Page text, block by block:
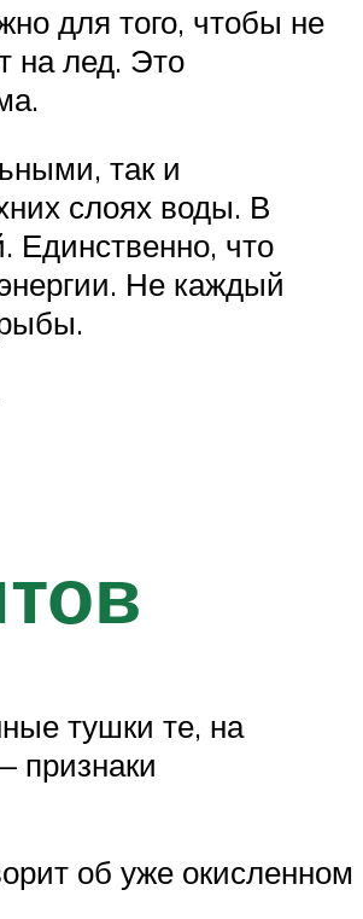
для того, чтобы не
на лед. Это
так и
слоях воды. В
Единственно, что
Не каждый
тушки те, на
признаки
об уже окисленном